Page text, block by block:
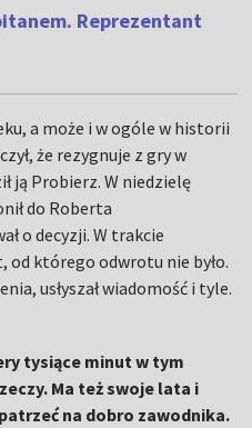
Reprezentant
a może i w ogóle w historii
że rezygnuje z gry w
ją Probierz. W niedzielę
do Roberta
o decyzji. W trakcie
od którego odwrotu nie było.
usłyszał wiadomość i tyle.
tysiące minut w tym
Ma też swoje lata i
na dobro zawodnika.